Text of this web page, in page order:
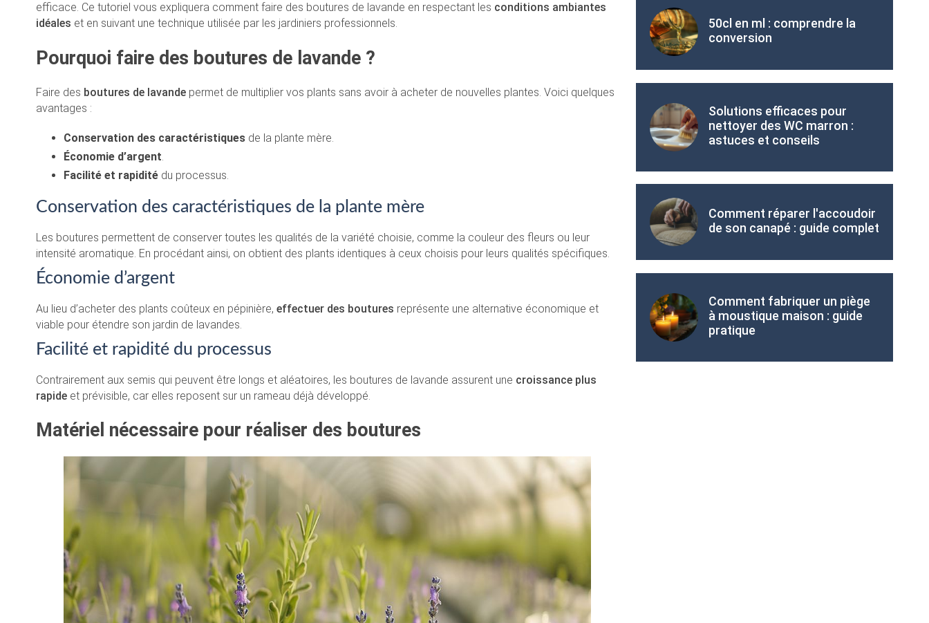
efficace. Ce tutoriel vous expliquera comment faire des boutures de lavande en respectant les conditions ambiantes
idéales et en suivant une technique utilisée par les jardiniers professionnels.
Pourquoi faire des boutures de lavande ?
Faire des boutures de lavande permet de multiplier vos plants sans avoir à acheter de nouvelles plantes. Voici quelques
avantages :
Conservation des caractéristiques de la plante mère.
Économie d’argent.
Facilité et rapidité du processus.
Conservation des caractéristiques de la plante mère
Les boutures permettent de conserver toutes les qualités de la variété choisie, comme la couleur des fleurs ou leur
intensité aromatique. En procédant ainsi, on obtient des plants identiques à ceux choisis pour leurs qualités spécifiques.
Économie d’argent
Au lieu d’acheter des plants coûteux en pépinière, effectuer des boutures représente une alternative économique et
viable pour étendre son jardin de lavandes.
Facilité et rapidité du processus
Contrairement aux semis qui peuvent être longs et aléatoires, les boutures de lavande assurent une croissance plus
rapide et prévisible, car elles reposent sur un rameau déjà développé.
Matériel nécessaire pour réaliser des boutures
50cl en ml : comprendre la
conversion
Solutions efficaces pour
nettoyer des WC marron :
astuces et conseils
Comment réparer l'accoudoir
de son canapé : guide complet
Comment fabriquer un piège
à moustique maison : guide
pratique